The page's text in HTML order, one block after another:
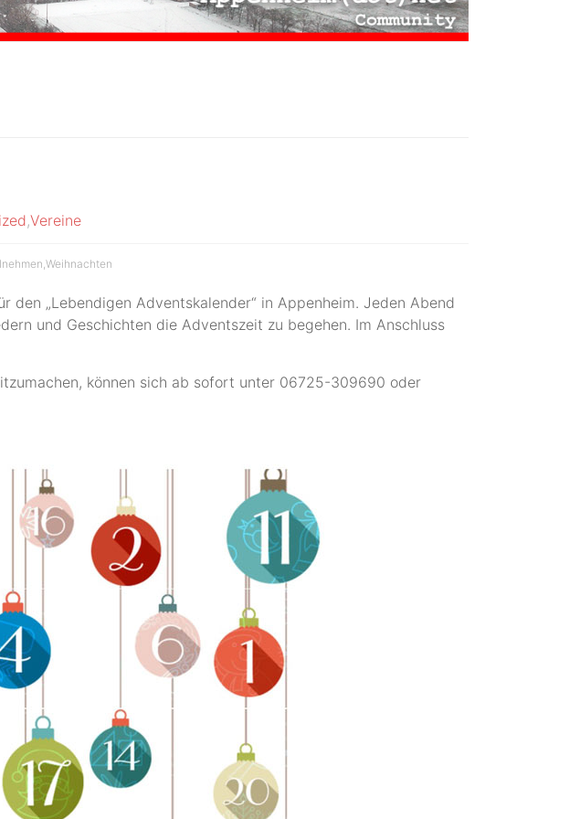
,Vereine
Weihnachten
„Lebendigen Adventskalender“ in Appenheim. Jeden Abend
und Geschichten die Adventszeit zu begehen. Im Anschluss
können sich ab sofort unter 06725-309690 oder